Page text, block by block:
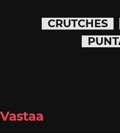
CRUTCHES
Vastaa